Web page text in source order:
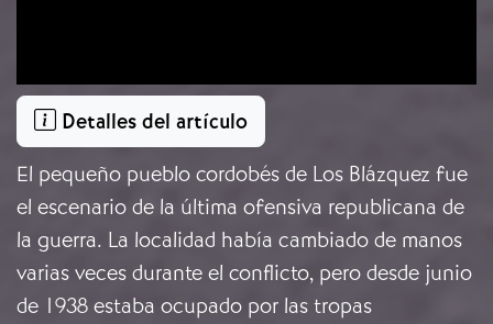
Detalles del artículo
El pequeño pueblo cordobés de Los Blázquez fue
el escenario de la última ofensiva republicana de
la guerra. La localidad había cambiado de manos
varias veces durante el conflicto, pero desde junio
de 1938 estaba ocupado por las tropas